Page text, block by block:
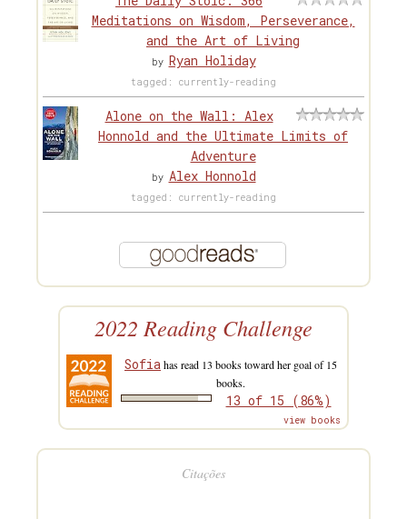
Meditations on Wisdom, Perseverance,
and the Art of Living
by Ryan Holiday
tagged: currently-reading
Alone on the Wall: Alex
Honnold and the Ultimate Limits of
Adventure
by Alex Honnold
tagged: currently-reading
2022 Reading Challenge
Sofiahas read 13 books toward her goal of 15
books.
13 of 15 (86%)
view books
Citações